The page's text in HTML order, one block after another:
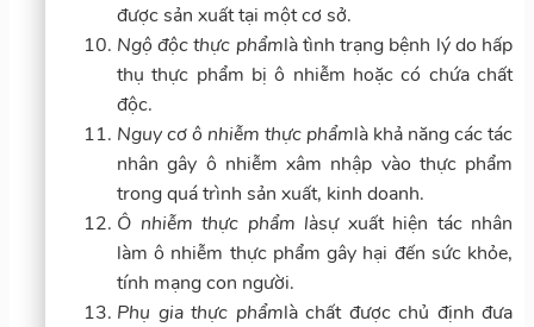
được sản xuất tại một cơ sở.
Ngộ độc thực phẩmlà tình trạng bệnh lý do hấp
thụ thực phẩm bị ô nhiễm hoặc có chứa chất
độc.
Nguy cơ ô nhiễm thực phẩmlà khả năng các tác
nhân gây ô nhiễm xâm nhập vào thực phẩm
trong quá trình sản xuất, kinh doanh.
Ô nhiễm thực phẩm làsự xuất hiện tác nhân
làm ô nhiễm thực phẩm gây hại đến sức khỏe,
tính mạng con người.
Phụ gia thực phẩmlà chất được chủ định đưa